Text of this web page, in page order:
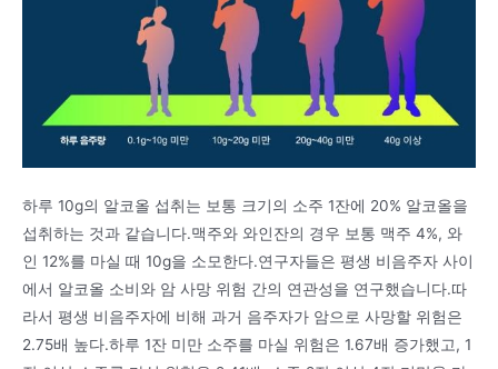
하루 10g의 알코올 섭취는 보통 크기의 소주 1잔에 20% 알코올을
섭취하는 것과 같습니다.맥주와 와인잔의 경우 보통 맥주 4%, 와
인 12%를 마실 때 10g을 소모한다.연구자들은 평생 비음주자 사이
에서 알코올 소비와 암 사망 위험 간의 연관성을 연구했습니다.따
라서 평생 비음주자에 비해 과거 음주자가 암으로 사망할 위험은
2.75배 높다.하루 1잔 미만 소주를 마실 위험은 1.67배 증가했고, 1